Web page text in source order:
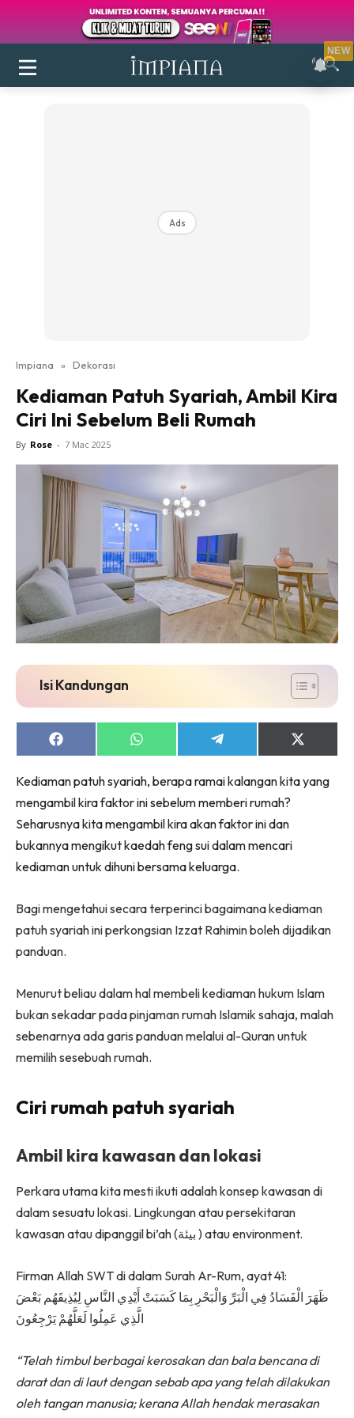
Login|Register
Ruang Makan
Ruang Tamu
Direktori
Interior Design
Landskap
DIY
Bilik Tidur
Dapur
Ruang Makan
Make Over
Bilik Air
Bilik Tidur
Dapur
Ruang Tamu
Menarik Lagi
Casa Impiana
Impiana Makeover
Makeover Ruang Selebriti
Destinasi
Hotel
Hartanah
High Rise
Buat Sendiri
Ilham Impiana
Impiana TV
Impiana MakeOver
Lahar Dekor
Sembang Dekor
Sembang Laman
Tip Laman
Ads
Impiana » Dekorasi
Kediaman Patuh Syariah, Ambil Kira
Ciri Ini Sebelum Beli Rumah
By Rose - 7 Mac 2025
Isi Kandungan
Share
on
Share
on
Share
on
Share
on
(Twitter)
Kediaman patuh syariah, berapa ramai kalangan kita yang
mengambil kira faktor ini sebelum memberi rumah?
Seharusnya kita mengambil kira akan faktor ini dan
bukannya mengikut kaedah feng sui dalam mencari
kediaman untuk dihuni bersama keluarga.
Bagi mengetahui secara terperinci bagaimana kediaman
patuh syariah iniperkongsian Izzat Rahimin boleh dijadikan
panduan.
Menurut beliau dalam hal membeli kediaman hukum Islam
bukan sekadar pada pinjaman rumah Islamik sahaja, malah
sebenarnya ada garis panduan melalui al-Quran untuk
memilih sesebuah rumah.
Ciri rumah patuh syariah
Ambil kira kawasan dan lokasi
Perkara utama kita mesti ikuti adalah konsep kawasan di
dalam sesuatu lokasi. Lingkungan atau persekitaran
kawasan atau dipanggil bi’ah (بيئة ) atau environment.
Firman Allah SWT di dalam Surah Ar-Rum, ayat 41:
ظَهَرَ الْفَسَادُ فِي الْبَرِّ وَالْبَحْرِ بِمَا كَسَبَتْ أَيْدِي النَّاسِ لِيُذِيقَهُم بَعْضَ
الَّذِي عَمِلُوا لَعَلَّهُمْ يَرْجِعُونَ
“Telah timbul berbagai kerosakan dan bala bencana di
darat dan di laut dengan sebab apa yang telah dilakukan
oleh tangan manusia; kerana Allah hendak merasakan
NEW